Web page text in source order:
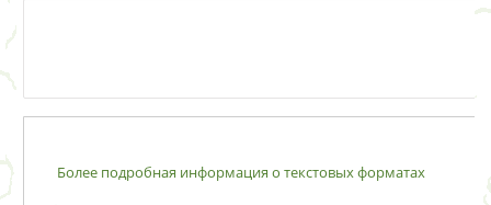
Более подробная информация о текстовых форматах